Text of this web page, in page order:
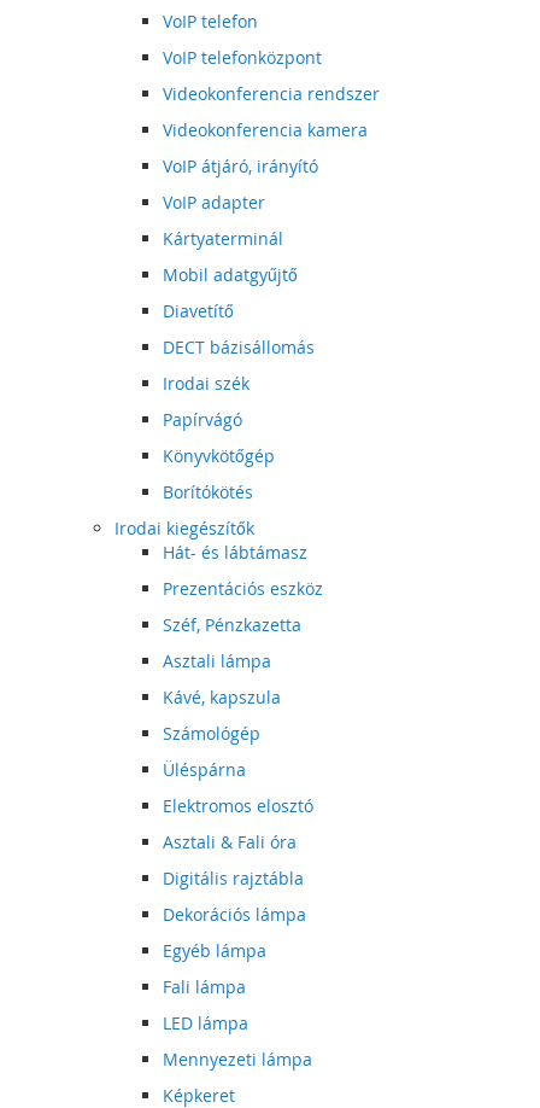
VoIP telefon
VoIP telefonközpont
Videokonferencia rendszer
Videokonferencia kamera
VoIP átjáró, irányító
VoIP adapter
Kártyaterminál
Mobil adatgyűjtő
Diavetítő
DECT bázisállomás
Irodai szék
Papírvágó
Könyvkötőgép
Borítókötés
Irodai kiegészítők
Hát- és lábtámasz
Prezentációs eszköz
Széf, Pénzkazetta
Asztali lámpa
Kávé, kapszula
Számológép
Üléspárna
Elektromos elosztó
Asztali & Fali óra
Digitális rajztábla
Dekorációs lámpa
Egyéb lámpa
Fali lámpa
LED lámpa
Mennyezeti lámpa
Képkeret